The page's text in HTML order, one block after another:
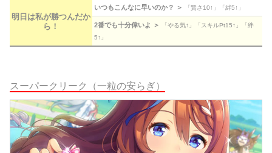
明日は私が勝つんだか
ら！
いつもこんなに早いのか？ ＞ 「賢さ10↑」「絆5↑」
2番でも十分偉いよ ＞
「やる気↑」「スキルPt15↑」「絆
5↑」
スーパークリーク（一粒の安らぎ）